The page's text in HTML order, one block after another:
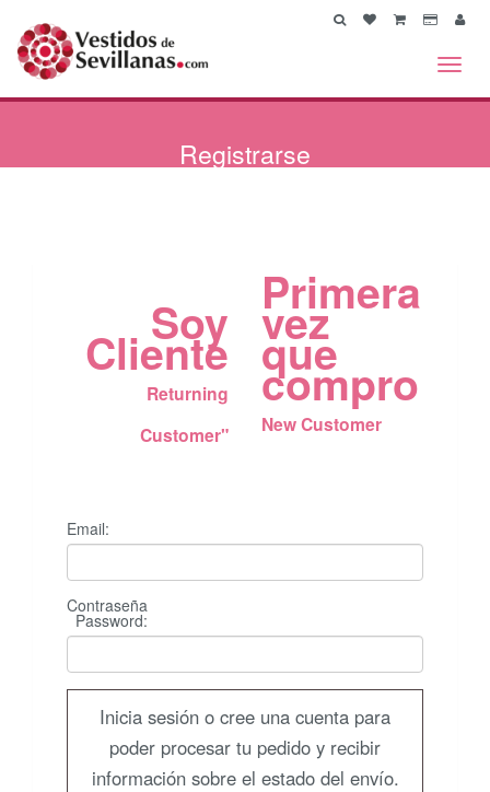
Registrarse
Soy
Cliente
Returning
Customer"
Primera
vez
que
compro
New Customer
Email:
Contraseña
Password:
Inicia sesión o cree una cuenta para
poder procesar tu pedido y recibir
información sobre el estado del envío.